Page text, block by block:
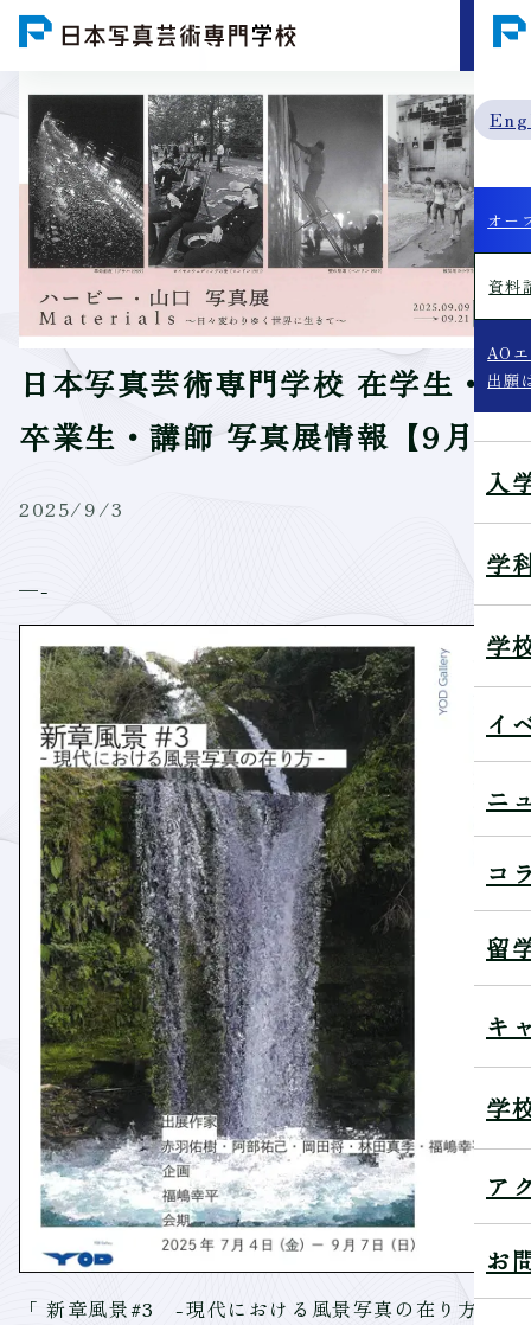
MENU
オー
資料
AO
出願
入
学
学
イ
ニ
コ
留
キ
学
ア
お
日本写真芸術専門学校 在学生・
卒業生・講師 写真展情報【9月】
2025/9/3
—-
「 新章風景#3 -現代における風景写真の在り方-